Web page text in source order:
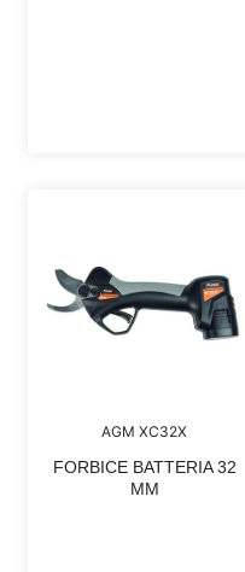
AGM XC32X
FORBICE BATTERIA 32
MM